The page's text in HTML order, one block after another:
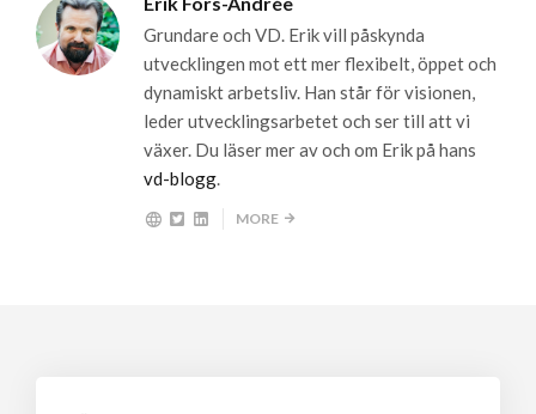
Grundare och VD. Erik vill påskynda
utvecklingen mot ett mer flexibelt, öppet och
dynamiskt arbetsliv. Han står för visionen,
leder utvecklingsarbetet och ser till att vi
växer. Du läser mer av och om Erik på hans
vd-blogg.
MORE